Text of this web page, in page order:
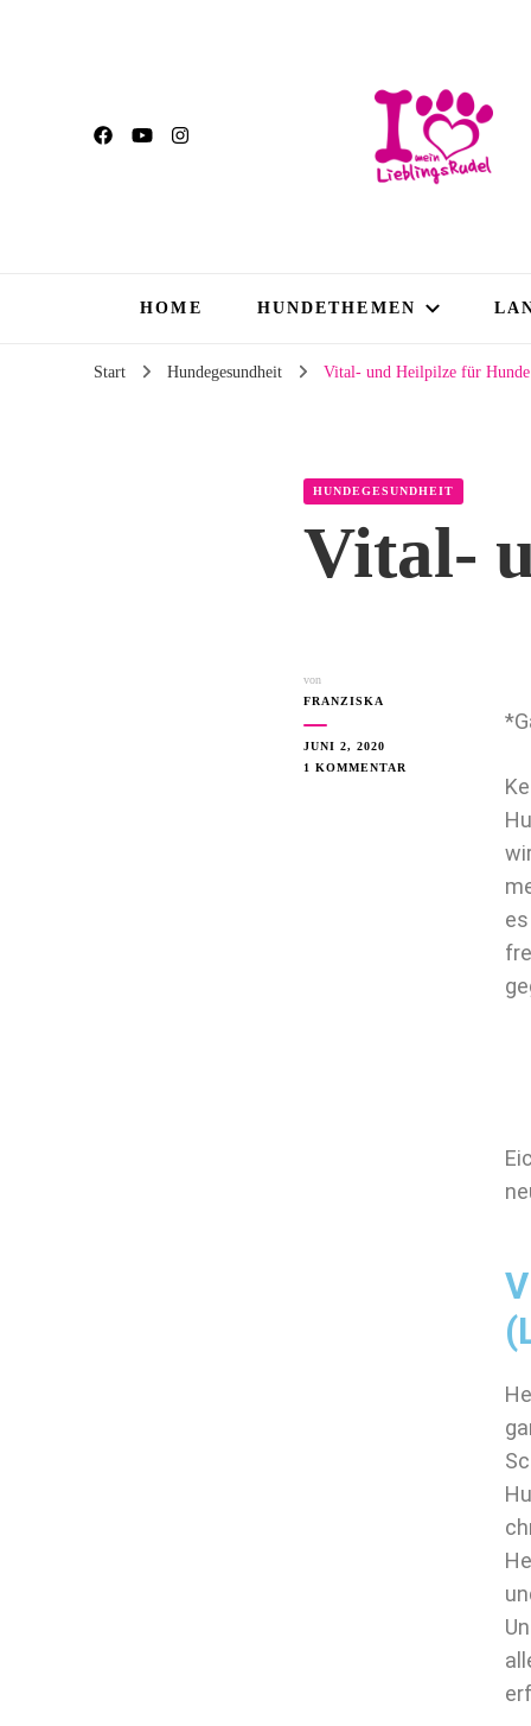
HOME HUNDETHEMEN
Start Hundegesundheit Vital- und Heilpilze für Hunde
HUNDEGESUNDHEIT
Vital-
von
FRANZISKA
JUNI 2, 2020
1 KOMMENTAR